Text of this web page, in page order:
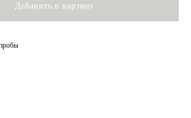
Добавить в корзину